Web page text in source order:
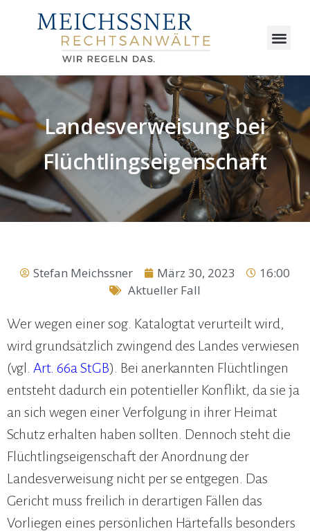
Landesverweisung bei
Flüchtlingseigenschaft
Stefan Meichssner März 30, 2023
16:00
Aktueller Fall
Wer wegen einer sog. Katalogtat verurteilt wird,
wird grundsätzlich zwingend des Landes verwiesen
(vgl. Art. 66a StGB). Bei anerkannten Flüchtlingen
entsteht dadurch ein potentieller Konflikt, da sie ja
an sich wegen einer Verfolgung in ihrer Heimat
Schutz erhalten haben sollten. Dennoch steht die
Flüchtlingseigenschaft der Anordnung der
Landesverweisung nicht per se entgegen. Das
Gericht muss freilich in derartigen Fällen das
Vorliegen eines persönlichen Härtefalls besonders